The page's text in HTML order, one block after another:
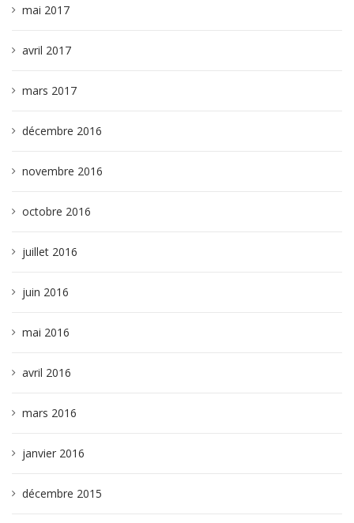
mai 2017
avril 2017
mars 2017
décembre 2016
novembre 2016
octobre 2016
juillet 2016
juin 2016
mai 2016
avril 2016
mars 2016
janvier 2016
décembre 2015